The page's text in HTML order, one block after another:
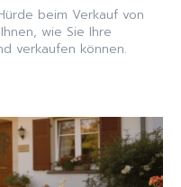
beim Verkauf von
wie Sie Ihre
verkaufen können.